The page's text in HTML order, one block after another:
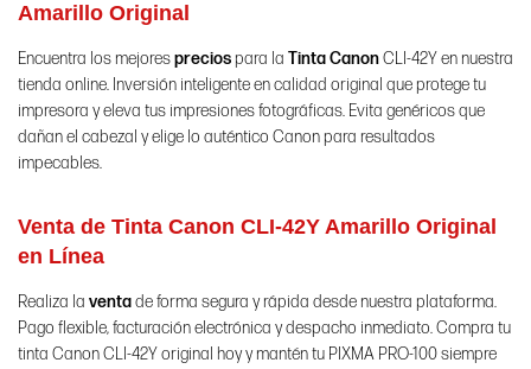
Amarillo Original
Encuentra los mejoresprecios para la TintaCanonCLI-42Y en nuestra
tienda online. Inversión inteligente en calidad original que protege tu
impresora y eleva tus impresiones fotográficas. Evita genéricos que
dañan el cabezal y elige lo auténtico Canon para resultados
impecables.
Venta de Tinta Canon CLI-42Y Amarillo Original
en Línea
Realiza la ventade forma segura y rápida desde nuestra plataforma.
Pago flexible, facturación electrónica y despacho inmediato. Compra tu
tinta Canon CLI-42Y original hoy y mantén tu PIXMA PRO-100 siempre